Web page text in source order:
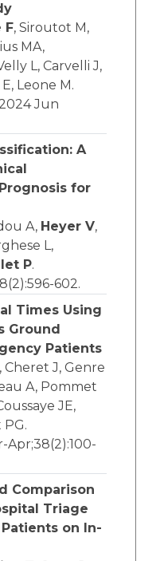
F, Siroutot M,
MA,
L, Carvelli J,
Leone M.
Jun
A
for
A, Heyer V,
L,
P.
602.
Times Using
Ground
Patients
Cheret J, Genre
A, Pommet
JE,
PG.
Apr;38(2):100-
Comparison
Triage
on In-